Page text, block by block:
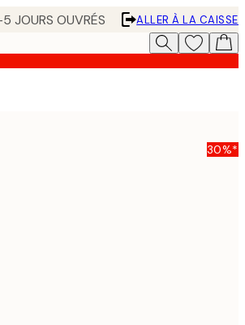
JOURS OUVRÉS
ALLER À LA CAISSE
30%*